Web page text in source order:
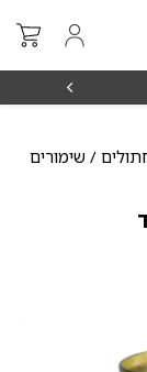
/ שימורים